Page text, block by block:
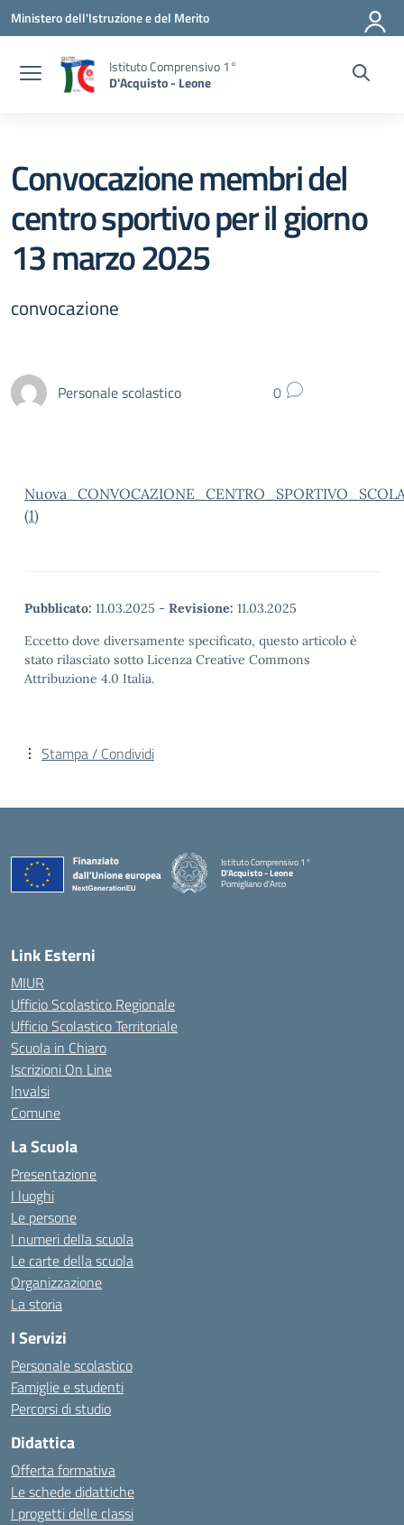
Vai ai contenuti
Vai al menu di navigazione
Vai al footer
Ministero dell'Istruzione e del Merito
Istituto Comprensivo 1°
D'Acquisto - Leone
Convocazione membri del
centro sportivo per il giorno
13 marzo 2025
convocazione
Personale scolastico 0
(1)
Pubblicato: 11.03.2025 - Revisione: 11.03.2025
Eccetto dove diversamente specificato, questo articolo è
stato rilasciato sotto Licenza Creative Commons
Attribuzione 4.0 Italia.
Stampa / Condividi
Istituto Comprensivo 1°
D'Acquisto - Leone
Pomigliano d'Arco
— Visita la pagina iniziale della scuola
Link Esterni
MIUR
Ufficio Scolastico Regionale
Ufficio Scolastico Territoriale
Scuola in Chiaro
Iscrizioni On Line
Invalsi
Comune
La Scuola
Presentazione
I luoghi
Le persone
I numeri della scuola
Le carte della scuola
Organizzazione
La storia
I Servizi
Personale scolastico
Famiglie e studenti
Percorsi di studio
Didattica
Offerta formativa
Le schede didattiche
I progetti delle classi